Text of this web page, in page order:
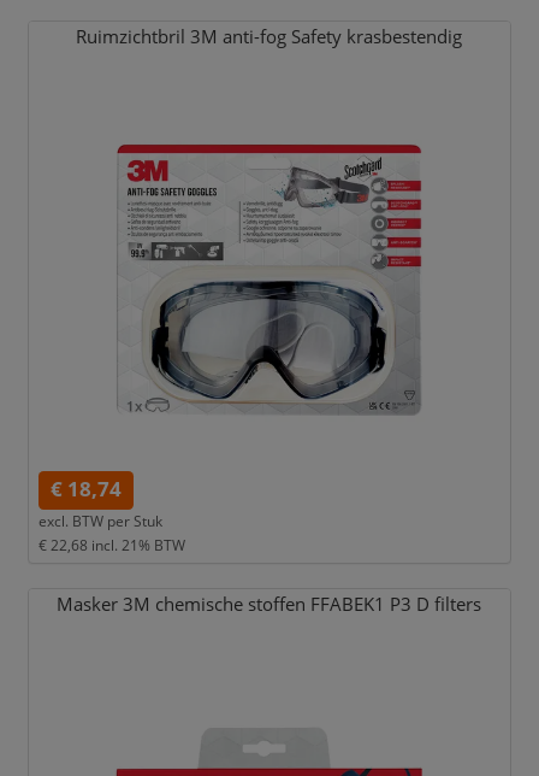
Ruimzichtbril 3M anti-fog Safety krasbestendig
€ 18,74
excl. BTW per Stuk
€ 22,68 incl. 21% BTW
Masker 3M chemische stoffen FFABEK1 P3 D filters